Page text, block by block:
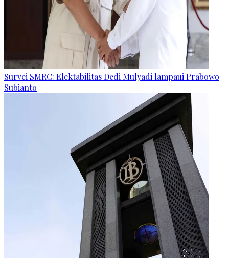
Survei SMRC: Elektabilitas Dedi Mulyadi lampaui Prabowo
Subianto